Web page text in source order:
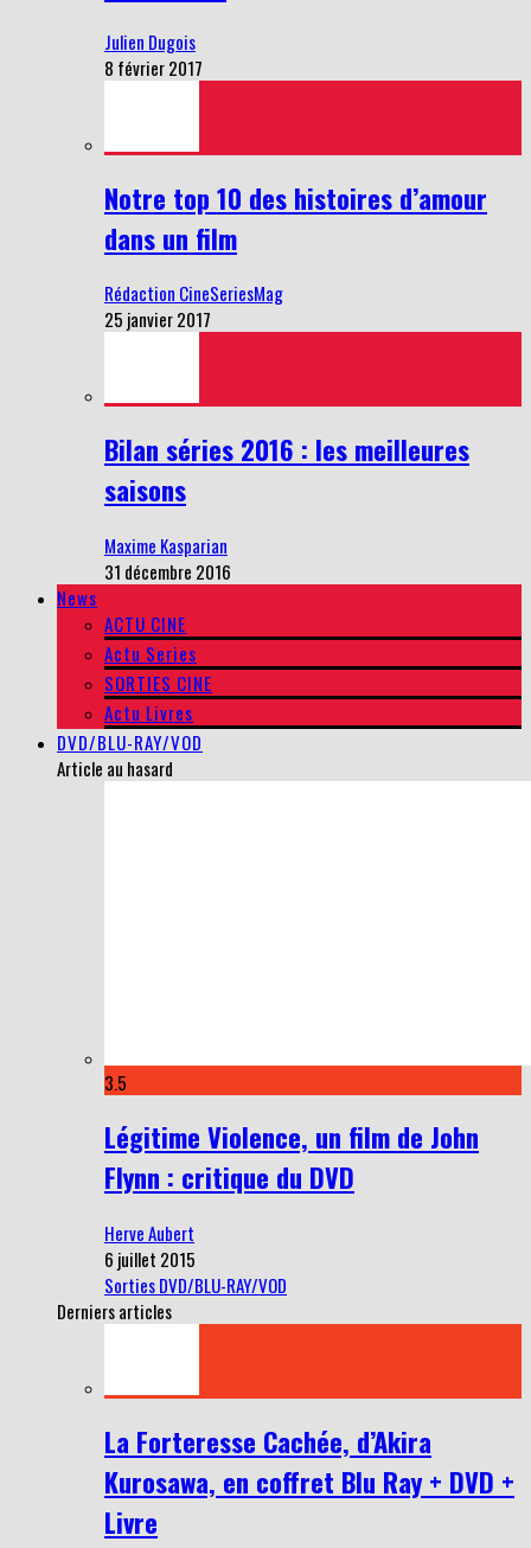
Julien Dugois
8 février 2017
Notre top 10 des histoires d’amour
dans un film
Rédaction CineSeriesMag
25 janvier 2017
Bilan séries 2016 : les meilleures
saisons
Maxime Kasparian
31 décembre 2016
News
ACTU CINE
Actu Series
SORTIES CINE
Actu Livres
DVD/BLU-RAY/VOD
Article au hasard
3.5
Légitime Violence, un film de John
Flynn : critique du DVD
Herve Aubert
6 juillet 2015
Sorties DVD/BLU-RAY/VOD
Derniers articles
La Forteresse Cachée, d’Akira
Kurosawa, en coffret Blu Ray + DVD +
Livre